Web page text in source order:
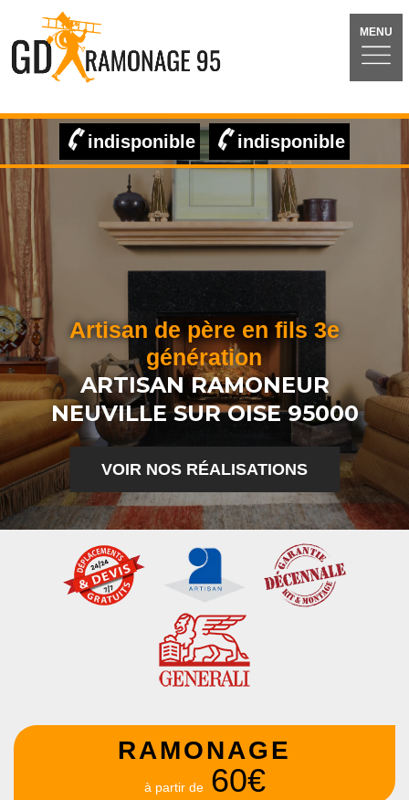
MENU
indisponible indisponible
Artisan de père en fils 3e
génération
ARTISAN RAMONEUR
NEUVILLE SUR OISE 95000
VOIR NOS RÉALISATIONS
RAMONAGE
à partir de 60€